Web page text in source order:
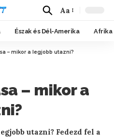
Aa
Észak és Dél-Amerika Afrika
– mikor a legjobb utazni?
– mikor a
utazni? Fedezd fel a